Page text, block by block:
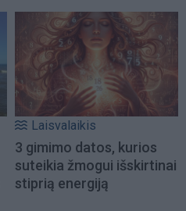
Laisvalaikis
3 gimimo datos, kurios
suteikia žmogui išskirtinai
stiprią energiją